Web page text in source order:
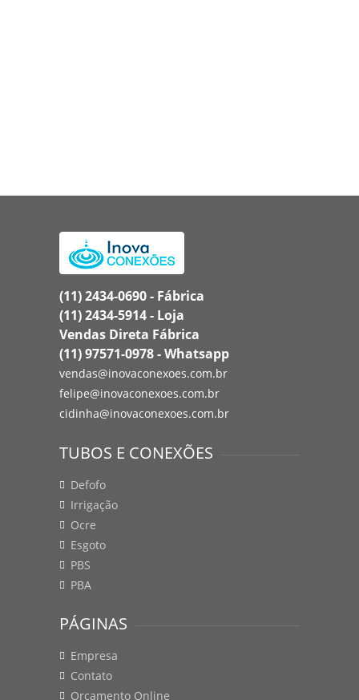
(11) 2434-0690 - Fábrica
(11) 2434-5914 - Loja
Vendas Direta Fábrica
(11) 97571-0978 - Whatsapp
vendas@inovaconexoes.com.br
felipe@inovaconexoes.com.br
cidinha@inovaconexoes.com.br
TUBOS E CONEXÕES
Defofo
Irrigação
Ocre
Esgoto
PBS
PBA
PÁGINAS
Empresa
Contato
Orçamento Online